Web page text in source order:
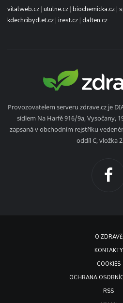
vitalweb.cz | utulne.cz | biochemicka.cz |
kdechcibydlet.cz | irest.cz | dalten.cz
Provozovatelem serveru zdrave.cz je
sídlem Na Harfě 916/9a, Vysočany,
zapsaná v obchodním rejstříku
oddíl C, vložka
O ZDRAVĚ
KONTAKTY
COOKIES
OCHRANA
RSS